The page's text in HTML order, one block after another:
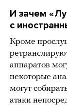
И зачем
с
Кроме
аппаратов
некоторые
могут
атаки